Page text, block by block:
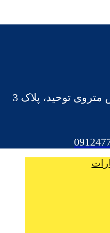
توحید، پلاک 3